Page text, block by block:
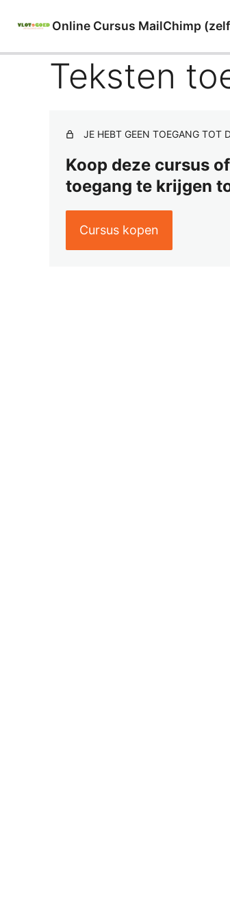
Online Cursus MailChimp
Teksten
JE HEBT GEEN TOEGANG TOT
Koop deze cursus
toegang te krijgen
Cursus kopen